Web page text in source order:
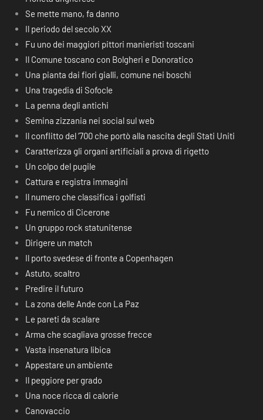
Se mette mano, fa danno
Il periodo del secolo XX
Fu uno dei maggiori pittori manieristi toscani
Il Comune toscano con Bolgheri e Donoratico
Una pianta dai fiori gialli, comune nei boschi
Una tragedia di Sofocle
La penna degli antichi
Semina zizzania nei social sul web
Il conflitto del ‘700 che portò alla nascita degli Stati Uniti
Caratterizza gli organi artificiali a prova di rigetto
Un colpo del pugile
Cattura e registra immagini
Il numero che classifica i golfisti
Fu nemico di Cicerone
Un gruppo rock statunitense
Dirigere un match
Il porto svedese di fronte a Copenhagen
Astuto, scaltro
Predire il futuro
La zona delle Ande con La Paz
Le pareti da scalare
Arma che scagliava grosse frecce
Vasta insenatura libica
Appestare un ambiente
Il peggiore per grado
Una noce ricca di calorie
Canovaccio